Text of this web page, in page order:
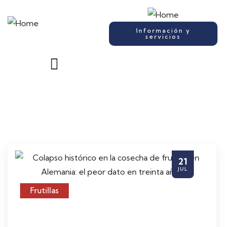
Información y
servicios
21
JUL
Frutillas